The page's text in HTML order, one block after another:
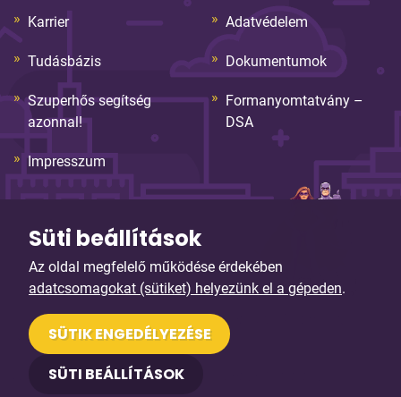
Süti beállítások
Az oldal megfelelő működése érdekében
adatcsomagokat (sütiket) helyezünk el a gépeden.
SÜTIK ENGEDÉLYEZÉSE
SÜTI BEÁLLÍTÁSOK
Karrier Adatvédelem
Tudásbázis Dokumentumok
Szuperhős segítség
azonnal!
Formanyomtatvány –
DSA
Impresszum
© Copyright 2026. Sybell Informatika Kft. Minden jog
fenntartva!
Arculattervezés, honlaptervezés: Kreatív Vonalak